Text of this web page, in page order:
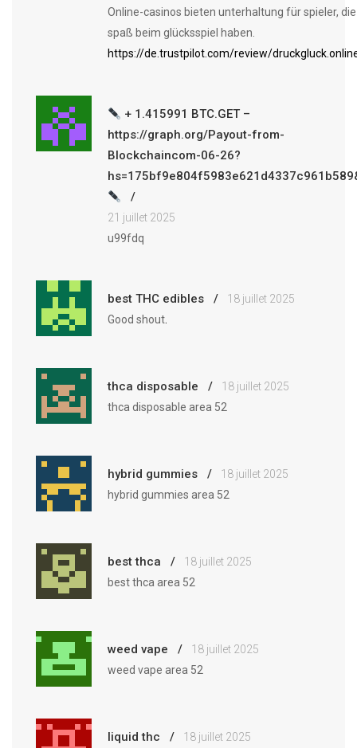
Online-casinos bieten unterhaltung für spieler,
spaß beim glücksspiel haben.
https://de.trustpilot.com/review/
+ 1.415991 BTC.GET –
https://graph.org/Payout-from-
Blockchaincom-06-26?
21 juillet 2025
u99fdq
best THC edibles
18 juillet 2025
Good shout.
thca disposable
18 juillet 2025
thca disposable area 52
hybrid gummies
18 juillet 2025
hybrid gummies area 52
best thca
18 juillet 2025
best thca area 52
weed vape
18 juillet 2025
weed vape area 52
liquid thc
18 juillet 2025